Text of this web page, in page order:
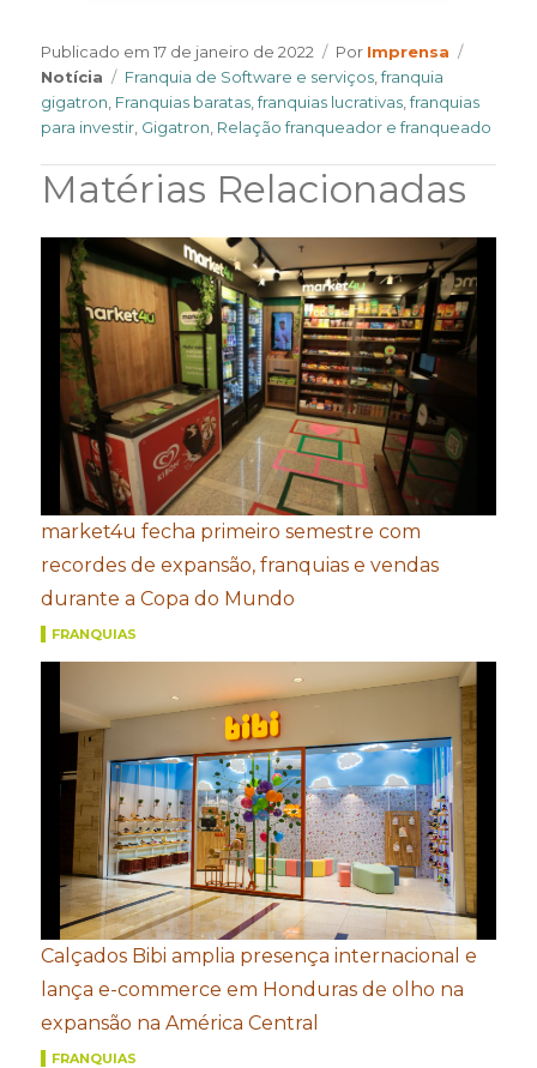
Publicado em17 de janeiro de 2022 Por Author
Imprensa
Notícia
Tags
Franquia de Software e serviços ,franquia
gigatron Franquias baratas ,franquias lucrativas ,franquias
para investir Gigatron Relação franqueador e franqueado
Matérias Relacionadas
market4u fecha primeiro semestre com
recordes de expansão, franquias e vendas
durante a Copa do Mundo
FRANQUIAS
Calçados Bibi amplia presença internacional e
lança e-commerce em Honduras de olho na
expansão na América Central
FRANQUIAS